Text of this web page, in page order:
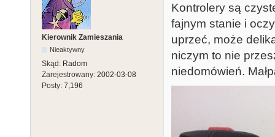
Kierownik Zamieszania
Nieaktywny
Skąd: Radom
Zarejestrowany: 2002-03-08
Posty: 7,196
Kontrolery są
fajnym stanie i
uprzeć, może
niczym to nie
niedomówień.